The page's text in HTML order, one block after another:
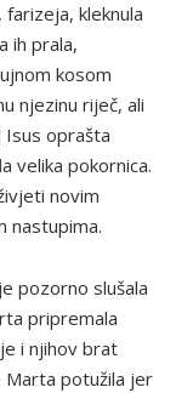
farizeja, kleknula
ih prala,
kosom
njezinu riječ, ali
Isus oprašta
velika pokornica.
novim
nastupima.
pozorno slušala
pripremala
i njihov brat
Marta potužila jer